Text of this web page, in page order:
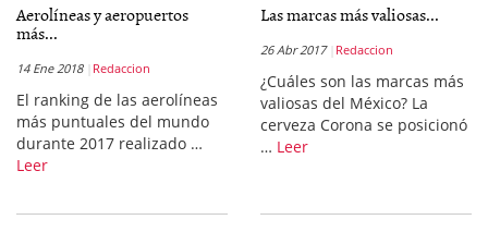
Aerolíneas y aeropuertos
más...
14 Ene 2018 Redaccion
El ranking de las aerolíneas
más puntuales del mundo
durante 2017 realizado …
Leer
Las marcas más valiosas...
26 Abr 2017 Redaccion
¿Cuáles son las marcas más
valiosas del México? La
cerveza Corona se posicionó
… Leer